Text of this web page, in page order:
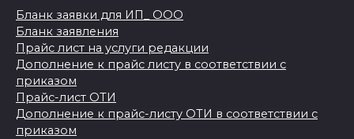
Бланк заявки для ИП_ ООО
Бланк заявления
Прайс лист на услуги редакции
Дополнение к прайс листу в соответствии с
приказом
Прайс-лист ОТИ
Дополнение к прайс-листу ОТИ в соответствии с
приказом